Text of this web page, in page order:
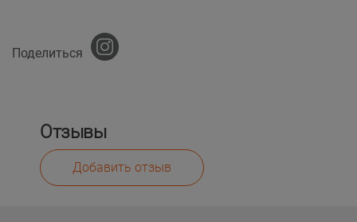
Поделиться
Отзывы
Добавить отзыв